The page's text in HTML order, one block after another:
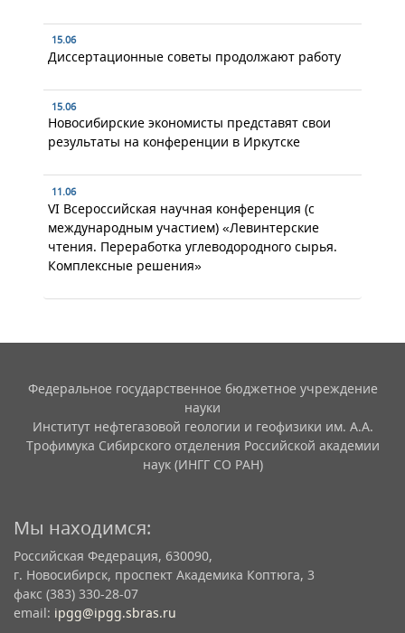
15.06
Диссертационные советы продолжают работу
15.06
Новосибирские экономисты представят свои
результаты на конференции в Иркутске
11.06
VI Всероссийская научная конференция (с
международным участием) «Левинтерские
чтения. Переработка углеводородного сырья.
Комплексные решения»
Федеральное государственное бюджетное учреждение
науки
Институт нефтегазовой геологии и геофизики им. А.А.
Трофимука Сибирского отделения Российской академии
наук (ИНГГ СО РАН)
Мы находимся:
Российская Федерация, 630090,
г. Новосибирск, проспект Академика Коптюга, 3
факс (383) 330-28-07
email: ipgg@ipgg.sbras.ru